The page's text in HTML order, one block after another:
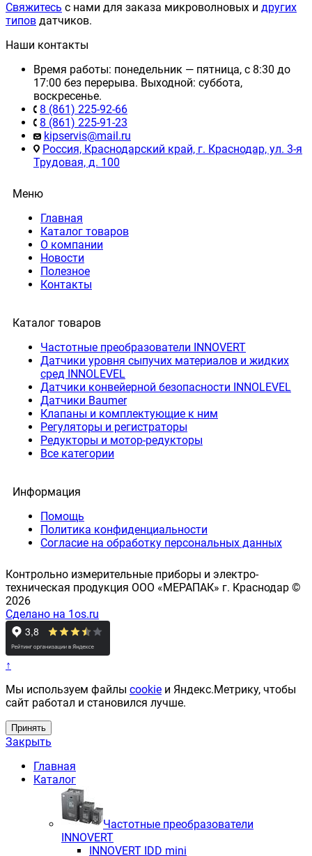
Свяжитесь с нами для заказа микроволновых и других
типов датчиков.
Наши контакты
Время работы: понедельник — пятница, с 8:30 до
17:00 без перерыва. Выходной: суббота,
воскресенье.
8 (861) 225-92-66
8 (861) 225-91-23
kipservis@mail.ru
Россия, Краснодарский край, г. Краснодар, ул. 3-я
Трудовая, д. 100
Меню
Главная
Каталог товаров
О компании
Новости
Полезное
Контакты
Каталог товаров
Частотные преобразователи INNOVERT
Датчики уровня сыпучих материалов и жидких
сред INNOLEVEL
Датчики конвейерной безопасности INNOLEVEL
Датчики Baumer
Клапаны и комплектующие к ним
Регуляторы и регистраторы
Редукторы и мотор-редукторы
Все категории
Информация
Помощь
Политика конфиденциальности
Согласие на обработку персональных данных
Контрольно измерительные приборы и электро-
техническая продукция ООО «МЕРАПАК» г. Краснодар ©
2026
Сделано на 1os.ru
↑
Мы используем файлы cookie и Яндекс.Метрику, чтобы
сайт работал и становился лучше.
Принять
Закрыть
Главная
Каталог
Частотные преобразователи
INNOVERT
INNOVERT IDD mini